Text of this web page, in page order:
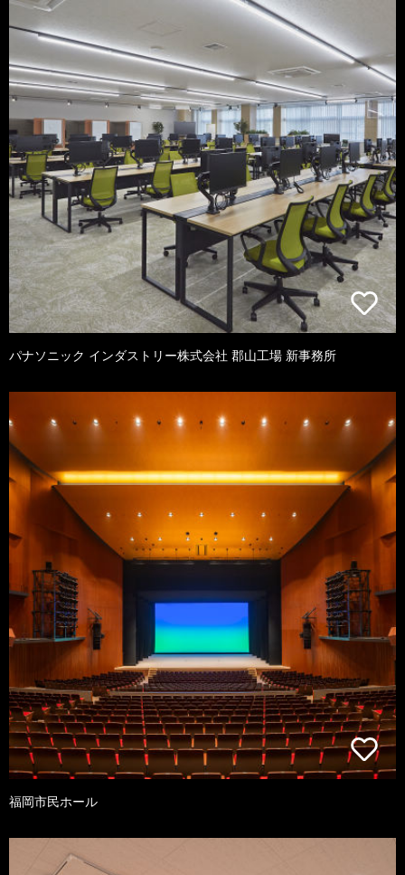
パナソニック インダストリー株式会社 郡山工場 新事務所
福岡市民ホール